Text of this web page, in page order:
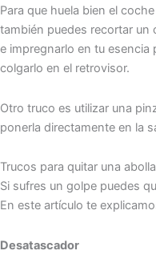
Para que huela bien el
también puedes recortar un
e impregnarlo en tu esencia
colgarlo en el retrovisor.
Otro truco es utilizar una
ponerla directamente en la
Trucos para quitar una
Si sufres un golpe puedes
En este artículo te
Desatascador